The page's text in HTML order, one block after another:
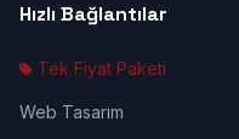
Hızlı Bağlantılar
Tek Fiyat Paketi
Web Tasarım